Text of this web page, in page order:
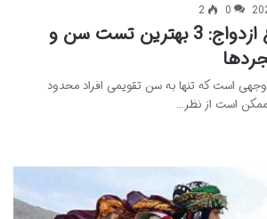
0
2
تست آنلاین بلوغ ازدواج: 3 بهترین تست سن و
است که تنها به سن تقویمی افراد محدود
ممکن است از نظر…